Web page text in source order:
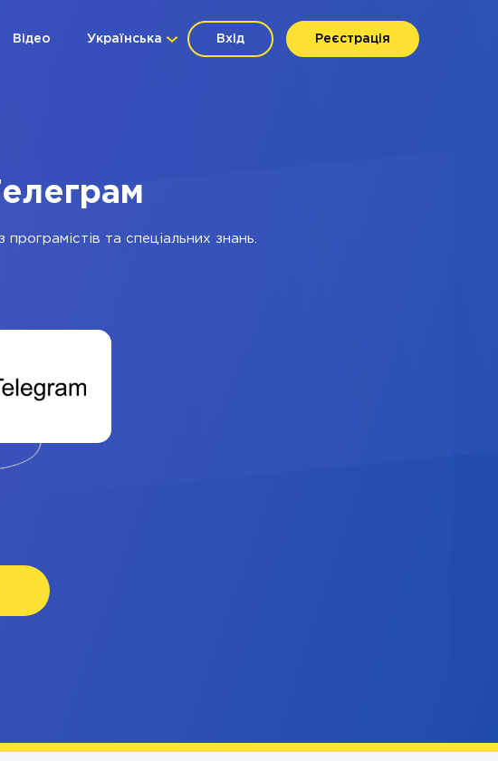
Вхід Реєстрація
Українська
Відео
та спеціальних знань.